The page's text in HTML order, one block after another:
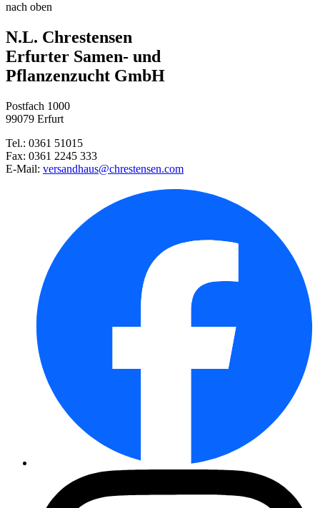
Sämaschine
Kornblume Classic Romantic
nach oben
N.L. Chrestensen
Erfurter Samen- und
Pflanzenzucht GmbH
Postfach 1000
99079 Erfurt
Tel.: 0361 51015
Fax: 0361 2245 333
E-Mail: versandhaus@chrestensen.com